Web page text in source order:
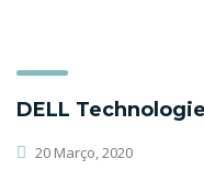
DELL
20 Março, 2020